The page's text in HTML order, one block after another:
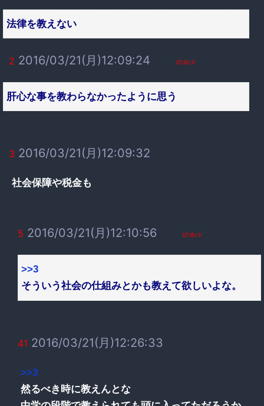
法律を教えない
2 2016/03/21(月)12:09:24 ID:BcV
肝心な事を教わらなかったように思う
3 2016/03/21(月)12:09:32
社会保障や税金も
5 2016/03/21(月)12:10:56 ID:BcV
>>3
そういう社会の仕組みとかも教えて欲しいよな。
41 2016/03/21(月)12:26:33
>>3
然るべき時に教えんとな